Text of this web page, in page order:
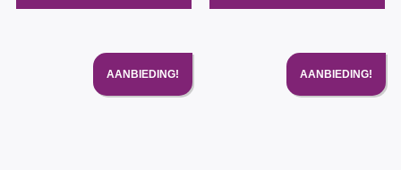
AANBIEDING! AANBIEDING!